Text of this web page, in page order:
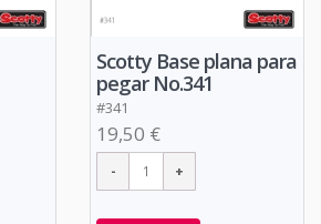
Scotty Base plana para
pegar No.341
#341
19,50 €